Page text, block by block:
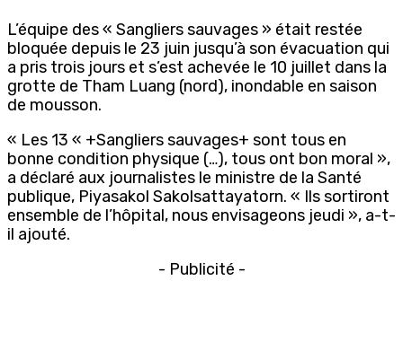
L’équipe des « Sangliers sauvages » était restée
bloquée depuis le 23 juin jusqu’à son évacuation qui
a pris trois jours et s’est achevée le 10 juillet dans la
grotte de Tham Luang (nord), inondable en saison
de mousson.
« Les 13 « +Sangliers sauvages+ sont tous en
bonne condition physique (…), tous ont bon moral »,
a déclaré aux journalistes le ministre de la Santé
publique, Piyasakol Sakolsattayatorn. « Ils sortiront
ensemble de l’hôpital, nous envisageons jeudi », a-t-
il ajouté.
- Publicité -